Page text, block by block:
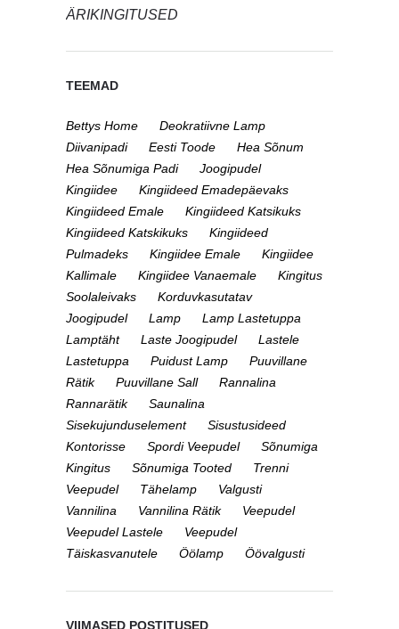
ÄRIKINGITUSED
TEEMAD
Bettys Home
Deokratiivne Lamp
Diivanipadi
Eesti Toode
Hea Sõnum
Hea Sõnumiga Padi
Joogipudel
Kingiidee
Kingiideed Emadepäevaks
Kingiideed Emale
Kingiideed Katsikuks
Kingiideed Katskikuks
Kingiideed
Pulmadeks
Kingiidee Emale
Kingiidee
Kallimale
Kingiidee Vanaemale
Kingitus
Soolaleivaks
Korduvkasutatav
Joogipudel
Lamp
Lamp Lastetuppa
Lamptäht
Laste Joogipudel
Lastele
Lastetuppa
Puidust Lamp
Puuvillane
Rätik
Puuvillane Sall
Rannalina
Rannarätik
Saunalina
Sisekujunduselement
Sisustusideed
Kontorisse
Spordi Veepudel
Sõnumiga
Kingitus
Sõnumiga Tooted
Trenni
Veepudel
Tähelamp
Valgusti
Vannilina
Vannilina Rätik
Veepudel
Veepudel Lastele
Veepudel
Täiskasvanutele
Öölamp Öövalgusti
VIIMASED POSTITUSED